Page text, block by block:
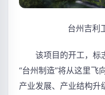
台州吉利卫
该项目的开工，标志
“台州制造”将从这里飞
产业发展、产业结构升